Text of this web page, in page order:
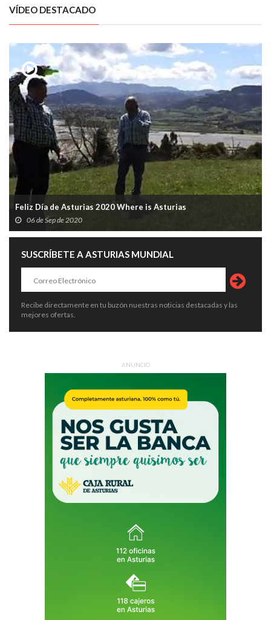
VÍDEO DESTACADO
Feliz Día de Asturias 2020 Where is Asturias
06 de Sep de 2020
SUSCRÍBETE A ASTURIAS MUNDIAL
Recibe directamente en tu buzón nuestras noticias destacadas y las
mejores ofertas.
ANUNCIO